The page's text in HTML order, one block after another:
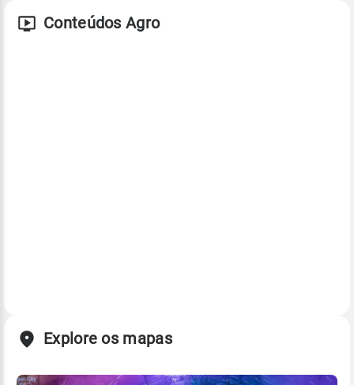
Conteúdos Agro
Explore os mapas